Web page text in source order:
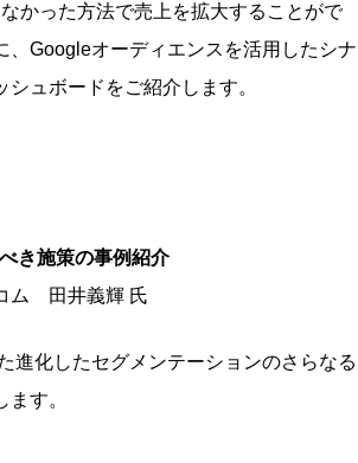
かった方法で売上を拡大することがで
Googleオーディエンスを活用したシナ
ュボードをご紹介します。
き施策の事例紹介
ム 田井義輝 氏
進化したセグメンテーションのさらなる
す。